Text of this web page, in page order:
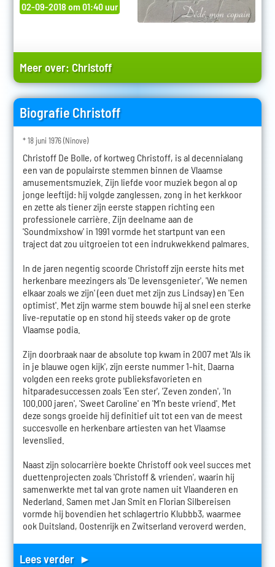
02-09-2018 om 01:40 uur
Meer over: Christoff
Biografie Christoff
* 18 juni 1976 (Ninove)
Christoff De Bolle, of kortweg Christoff, is al decennialang
een van de populairste stemmen binnen de Vlaamse
amusementsmuziek. Zijn liefde voor muziek begon al op
jonge leeftijd: hij volgde zanglessen, zong in het kerkkoor
en zette als tiener zijn eerste stappen richting een
professionele carrière. Zijn deelname aan de
'Soundmixshow' in 1991 vormde het startpunt van een
traject dat zou uitgroeien tot een indrukwekkend palmares.
In de jaren negentig scoorde Christoff zijn eerste hits met
herkenbare meezingers als 'De levensgenieter', 'We nemen
elkaar zoals we zijn' (een duet met zijn zus Lindsay) en 'Een
optimist'. Met zijn warme stem bouwde hij al snel een sterke
live-reputatie op en stond hij steeds vaker op de grote
Vlaamse podia.
Zijn doorbraak naar de absolute top kwam in 2007 met 'Als ik
in je blauwe ogen kijk', zijn eerste nummer 1-hit. Daarna
volgden een reeks grote publieksfavorieten en
hitparadesuccessen zoals 'Een ster', 'Zeven zonden', 'In
100.000 jaren', 'Sweet Caroline' en 'M'n beste vriend'. Met
deze songs groeide hij definitief uit tot een van de meest
succesvolle en herkenbare artiesten van het Vlaamse
levenslied.
Naast zijn solocarrière boekte Christoff ook veel succes met
duettenprojecten zoals 'Christoff & vrienden', waarin hij
samenwerkte met tal van grote namen uit Vlaanderen en
Nederland. Samen met Jan Smit en Florian Silbereisen
vormde hij bovendien het schlagertrio Klubbb3, waarmee
ook Duitsland, Oostenrijk en Zwitserland veroverd werden.
Lees verder ►